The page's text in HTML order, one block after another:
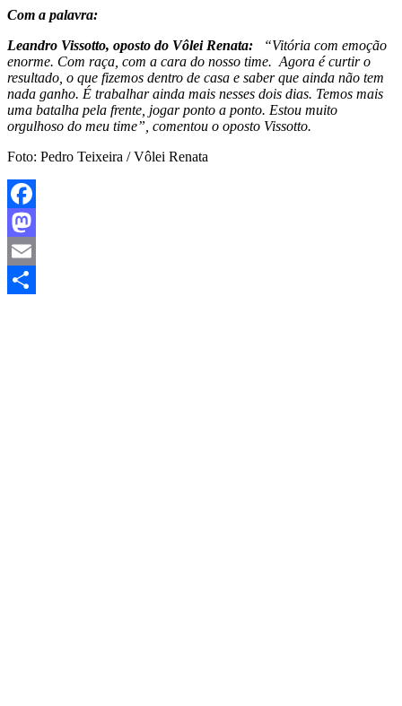
Com a palavra:
Leandro Vissotto, oposto do Vôlei Renata:
“Vitória com emoção
enorme. Com raça, com a cara do nosso time. Agora é curtir o
resultado, o que fizemos dentro de casa e saber que ainda não tem
nada ganho. É trabalhar ainda mais nesses dois dias. Temos mais
uma batalha pela frente, jogar ponto a ponto. Estou muito
orgulhoso do meu time”, comentou o oposto Vissotto.
Foto: Pedro Teixeira / Vôlei Renata
Facebook
Mastodon
Email